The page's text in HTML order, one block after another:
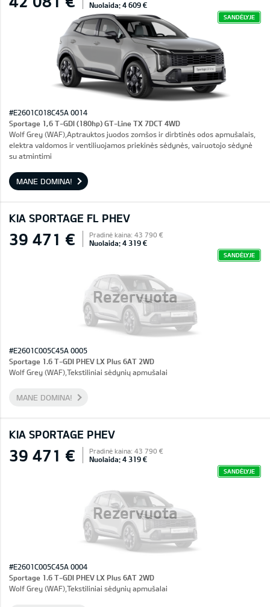
Nuolaida: 4 609 €
SANDĖLYJE
#E2601C018C45A 0014
Sportage 1,6 T-GDI (180hp) GT-Line TX 7DCT 4WD
Wolf Grey (WAF),Aptrauktos juodos zomšos ir dirbtinės odos apmušalais,
elektra valdomos ir ventiliuojamos priekinės sėdynės, vairuotojo sėdynė
su atmintimi
MANE DOMINA!
KIA SPORTAGE FL PHEV
Rezervuota
39 471 € Pradinė kaina: 43 790 €
Nuolaida: 4 319 €
SANDĖLYJE
#E2601C005C45A 0005
Sportage 1.6 T-GDI PHEV LX Plus 6AT 2WD
Wolf Grey (WAF),Tekstiliniai sėdynių apmušalai
MANE DOMINA!
KIA SPORTAGE PHEV
Rezervuota
39 471 € Pradinė kaina: 43 790 €
Nuolaida: 4 319 €
SANDĖLYJE
#E2601C005C45A 0004
Sportage 1.6 T-GDI PHEV LX Plus 6AT 2WD
Wolf Grey (WAF),Tekstiliniai sėdynių apmušalai